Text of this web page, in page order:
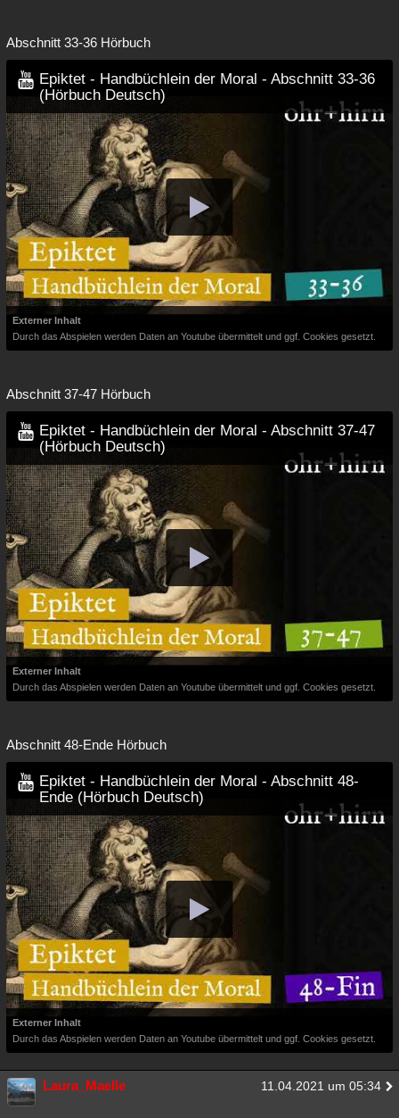
Abschnitt 33-36 Hörbuch
Epiktet - Handbüchlein der Moral - Abschnitt 33-36
(Hörbuch Deutsch)
Externer Inhalt
Durch das Abspielen werden Daten an Youtube übermittelt und ggf. Cookies gesetzt.
Abschnitt 37-47 Hörbuch
Epiktet - Handbüchlein der Moral - Abschnitt 37-47
(Hörbuch Deutsch)
Externer Inhalt
Durch das Abspielen werden Daten an Youtube übermittelt und ggf. Cookies gesetzt.
Abschnitt 48-Ende Hörbuch
Epiktet - Handbüchlein der Moral - Abschnitt 48-
Ende (Hörbuch Deutsch)
Externer Inhalt
Durch das Abspielen werden Daten an Youtube übermittelt und ggf. Cookies gesetzt.
Laura_Maelle 11.04.2021 um 05:34